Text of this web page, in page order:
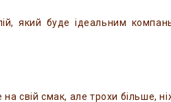
який буде ідеальним
свій смак, але трохи більше,